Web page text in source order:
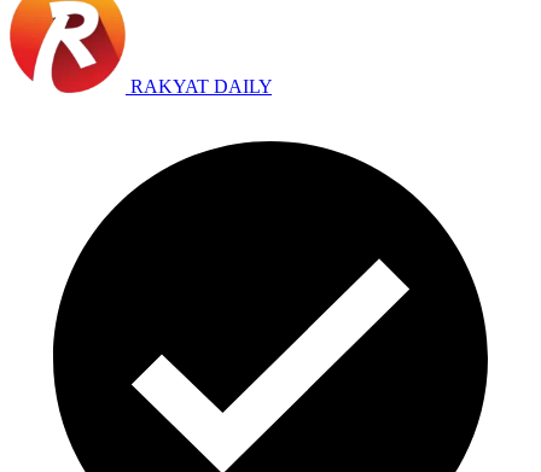
RAKYAT DAILY